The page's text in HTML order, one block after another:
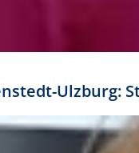
Ulzburg: